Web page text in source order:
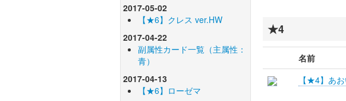
2017-05-02
【★6】クレス ver.HW
2017-04-22
副属性カード一覧（主属性：
青）
2017-04-13
【★6】ローゼマ
★4
名前
【★4】あ